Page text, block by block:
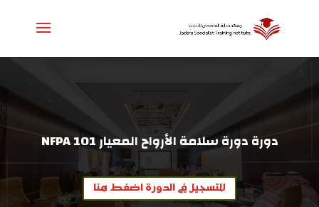
دورة دورة سلامة الأرواح المعيار 101 NFPA
للتسجيل في الدورة اضغط هنا